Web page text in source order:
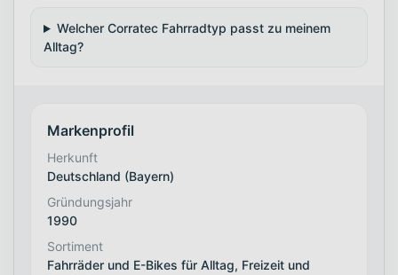
Welcher Corratec Fahrradtyp passt zu meinem
Alltag?
Markenprofil
Herkunft
Deutschland (Bayern)
Gründungsjahr
1990
Sortiment
Fahrräder und E-Bikes für Alltag, Freizeit und